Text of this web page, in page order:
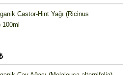
Castor-Hint Yağı (Ricinus